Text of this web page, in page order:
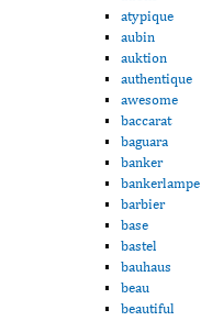
atypique
aubin
auktion
authentique
awesome
baccarat
baguara
banker
bankerlampe
barbier
base
bastel
bauhaus
beau
beautiful